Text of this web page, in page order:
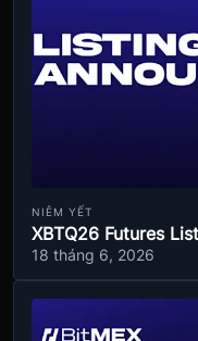
NIÊM YẾT
XBTQ26 Futures
18 tháng 6, 2026